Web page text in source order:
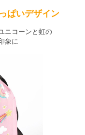
ぱいデザイン
ニコーンと虹の
象に